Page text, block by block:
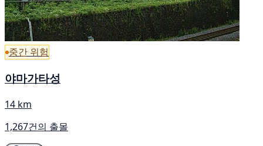
중간 위험
야마가타성
14 km
1,267건의 출몰